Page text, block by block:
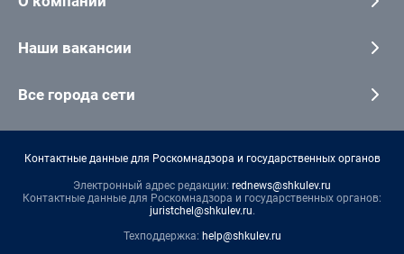
Наши вакансии
Все города сети
Контактные данные для Роскомнадзора и государственных органов
Электронный адрес редакции: rednews@shkulev.ru
Контактные данные для Роскомнадзора и государственных органов:
juristchel@shkulev.ru.
Техподдержка: help@shkulev.ru